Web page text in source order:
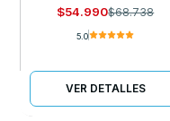
$54.990$68.738
5.0
VER DETALLES